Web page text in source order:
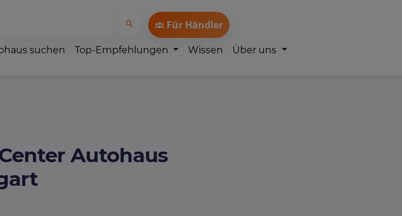
Für Händler
suchen Top-Empfehlungen Wissen Über uns
Autohaus